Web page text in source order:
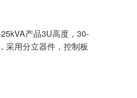
产品3U高度，30-
采用分立器件，控制板